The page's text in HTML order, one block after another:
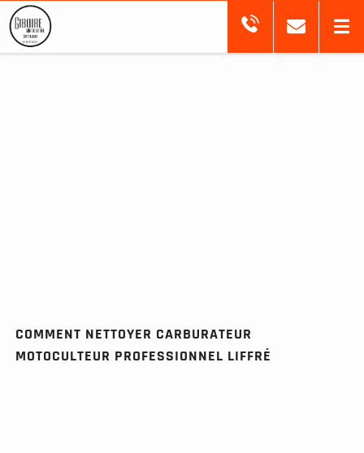
COMMENT NETTOYER CARBURATEUR
MOTOCULTEUR PROFESSIONNEL LIFFRÉ